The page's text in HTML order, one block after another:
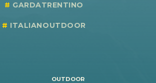
GARDATRENTINO
ITALIANOUTDOOR
OUTDOOR